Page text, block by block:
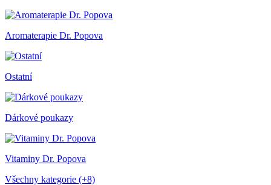
Aromaterapie Dr. Popova
Ostatní
Dárkové poukazy
Vitaminy Dr. Popova
Všechny kategorie (+8)